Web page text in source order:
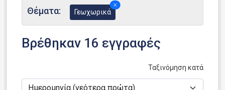
Θέματα: Γεωχωρικά
Βρέθηκαν 16 εγγραφές
Ταξινόμηση κατά